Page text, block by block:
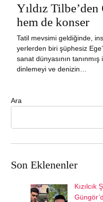
ON
Yıldız
hem de konser
Tatil mevsimi geldiğinde,
yerlerden biri şüphesiz
sanat dünyasının
dinlemeyi ve denizin…
Ara
Son Eklenenler
Kızılcık